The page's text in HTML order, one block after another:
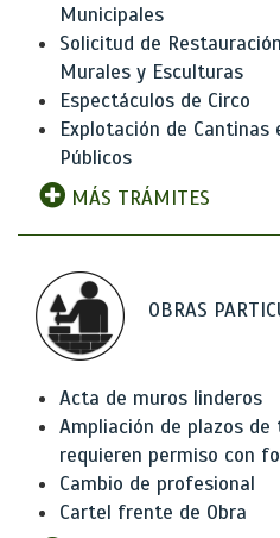
Municipales
Solicitud de
Murales y Esculturas
Espectáculos de Circo
Explotación de Cantinas
Públicos
MÁS TRÁMITES
OBRAS
Acta de muros linderos
Ampliación de plazos
requieren permiso con
Cambio de profesional
Cartel frente de Obra